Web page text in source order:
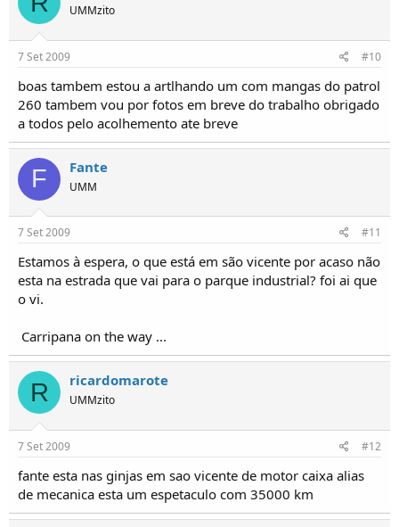
UMMzito
7 Set 2009 #10
boas tambem estou a artlhando um com mangas do patrol
260 tambem vou por fotos em breve do trabalho obrigado
a todos pelo acolhemento ate breve
F Fante
UMM
7 Set 2009 #11
Estamos à espera, o que está em são vicente por acaso não
esta na estrada que vai para o parque industrial? foi ai que
o vi.
Carripana on the way ...
R ricardomarote
UMMzito
7 Set 2009 #12
fante esta nas ginjas em sao vicente de motor caixa alias
de mecanica esta um espetaculo com 35000 km